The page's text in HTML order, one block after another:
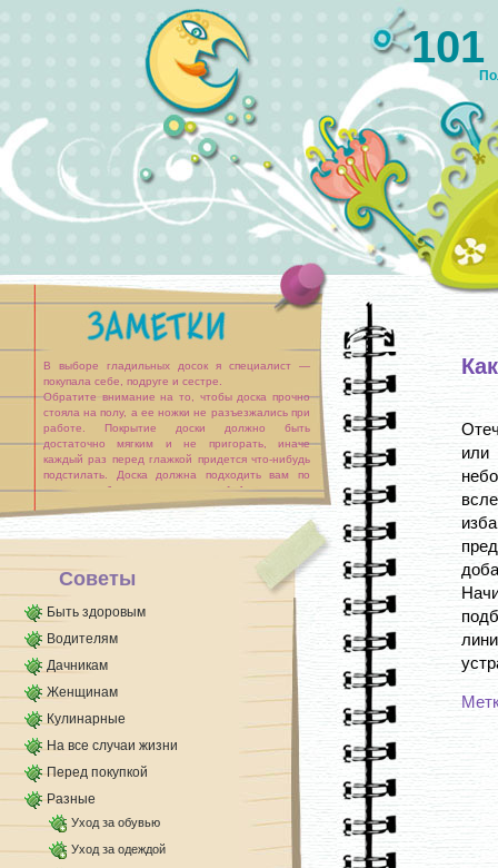
В выборе гладильных досок я специалист —
покупала себе, подруге и сестре.
Обратите внимание на то, чтобы доска прочно
стояла на полу, а ее ножки не разъезжались при
работе. Покрытие доски должно быть
достаточно мягким и не пригорать, иначе
каждый раз перед глажкой придется что-нибудь
подстилать. Доска должна подходить вам по
высоте, чтобы процесс глажки не [...]
Советы
Быть здоровым
Водителям
Дачникам
Женщинам
Кулинарные
На все случаи жизни
Перед покупкой
Разные
Уход за обувью
Уход за одеждой
или